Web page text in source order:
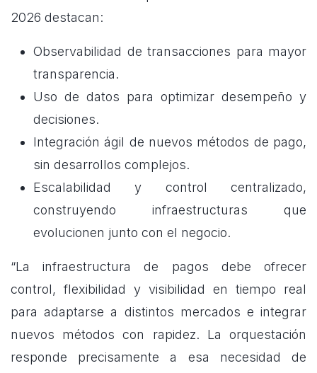
2026 destacan:
Observabilidad de transacciones para mayor
transparencia.
Uso de datos para optimizar desempeño y
decisiones.
Integración ágil de nuevos métodos de pago,
sin desarrollos complejos.
Escalabilidad y control centralizado,
construyendo infraestructuras que
evolucionen junto con el negocio.
“La infraestructura de pagos debe ofrecer
control, flexibilidad y visibilidad en tiempo real
para adaptarse a distintos mercados e integrar
nuevos métodos con rapidez. La orquestación
responde precisamente a esa necesidad de